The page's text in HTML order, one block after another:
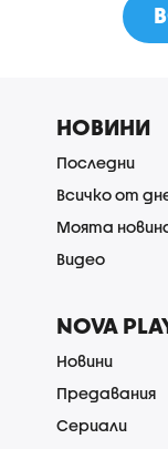
НОВИНИ
Последни
Всичко от
Моята
Видео
NOVA
Новини
Предавания
Сериали